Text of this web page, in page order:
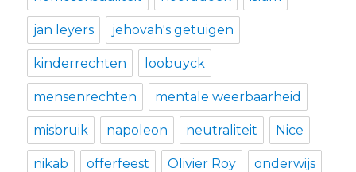
jan leyers jehovah's getuigen
kinderrechten loobuyck
mensenrechten mentale weerbaarheid
misbruik napoleon neutraliteit Nice
nikab offerfeest Olivier Roy onderwijs